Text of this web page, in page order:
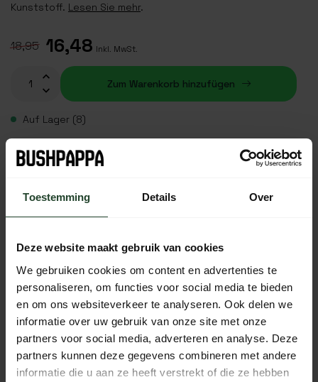
Toestemming Details Over
Deze website maakt gebruik van cookies
We gebruiken cookies om content en advertenties te
personaliseren, om functies voor social media te bieden
en om ons websiteverkeer te analyseren. Ook delen we
informatie over uw gebruik van onze site met onze
partners voor social media, adverteren en analyse. Deze
partners kunnen deze gegevens combineren met andere
informatie die u aan ze heeft verstrekt of die ze hebben
Kunststoff. Lesen Sie mehr.
18,95 16,48 Inkl. MwSt.
Zum Warenkorb hinzufügen
Auf Lager (8)
Plaats je bestelling binnen
, dan wordt je
bestelling vandaag nog verzonden
Kostenloser Versand ab 90 € (NL, BE & DE)
14 Tage Bedenkzeit mit no-nonsense Rückgaberecht
selben Tag versandt.
Jeden Tag von 10:00 bis 20:00 Uhr per Chat, Telefon oder
E-Mail erreichbar.
PRODUKTBESCHREIBUNG